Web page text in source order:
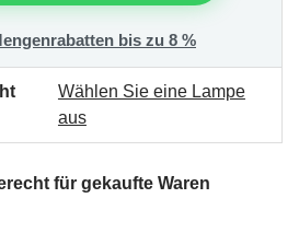
bis zu 8 %
Wählen Sie eine Lampe
aus
für gekaufte Waren